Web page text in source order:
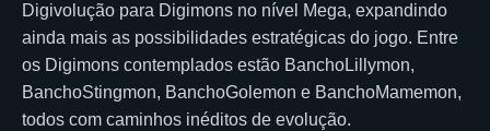
Digivolução para Digimons no nível Mega, expandindo
ainda mais as possibilidades estratégicas do jogo. Entre
os Digimons contemplados estão BanchoLillymon,
BanchoStingmon, BanchoGolemon e BanchoMamemon,
todos com caminhos inéditos de evolução.